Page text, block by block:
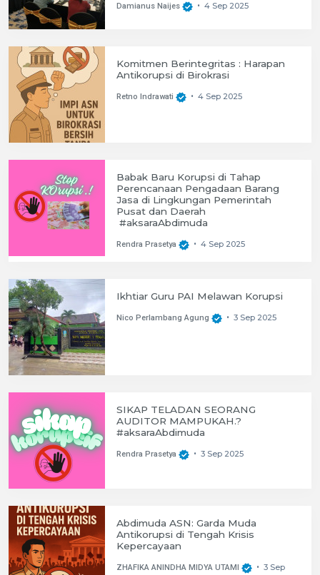
Damianus Naijes • 4 Sep 2025
Komitmen Berintegritas : Harapan
Antikorupsi di Birokrasi
Retno Indrawati • 4 Sep 2025
Babak Baru Korupsi di Tahap
Perencanaan Pengadaan Barang
Jasa di Lingkungan Pemerintah
Pusat dan Daerah
#aksaraAbdimuda
Rendra Prasetya • 4 Sep 2025
Ikhtiar Guru PAI Melawan Korupsi
Nico Perlambang Agung • 3 Sep 2025
SIKAP TELADAN SEORANG
AUDITOR MAMPUKAH.?
#aksaraAbdimuda
Rendra Prasetya • 3 Sep 2025
Abdimuda ASN: Garda Muda
Antikorupsi di Tengah Krisis
Kepercayaan
ZHAFIKA ANINDHA MIDYA UTAMI • 3 Sep